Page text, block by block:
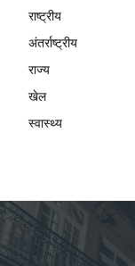
राष्ट्रीय
अंतर्राष्ट्रीय
राज्य
खेल
स्वास्थ्य